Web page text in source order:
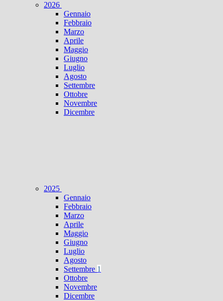
2026
Gennaio
Febbraio
Marzo
Aprile
Maggio
Giugno
Luglio
Agosto
Settembre
Ottobre
Novembre
Dicembre
2025
Gennaio
Febbraio
Marzo
Aprile
Maggio
Giugno
Luglio
Agosto
Settembre 1
Ottobre
Novembre
Dicembre